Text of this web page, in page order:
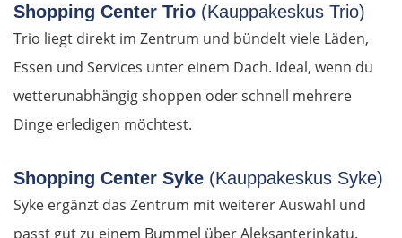
Shopping Center Trio (Kauppakeskus Trio)
Trio liegt direkt im Zentrum und bündelt viele Läden,
Essen und Services unter einem Dach. Ideal, wenn du
wetterunabhängig shoppen oder schnell mehrere
Dinge erledigen möchtest.
Shopping Center Syke (Kauppakeskus Syke)
Syke ergänzt das Zentrum mit weiterer Auswahl und
passt gut zu einem Bummel über Aleksanterinkatu.
Kavala
Asprovalta
Thessaloniki
Katerini
Elassona